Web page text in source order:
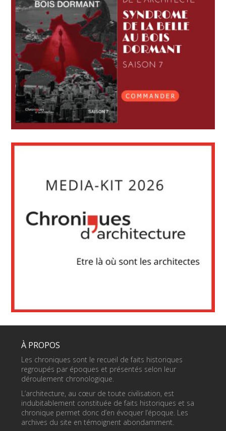
À PROPOS
Les chroniques sont le recueil de faits historiques
regroupés par époques et présentés selon leur
déroulement chronologique.
L’architecture, au cœur de toute civilisation, est
indubitablement constituée de faits historiques et sa
chronique permet donc d’en évoquer l’époque. Les
archives du site en témoignent abondamment.